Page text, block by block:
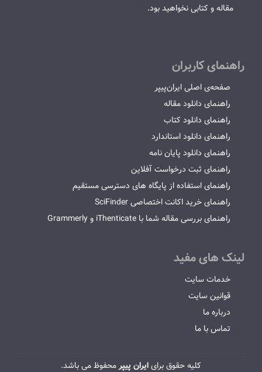
مقاله و کتابی نخواهید بود.
راهنمای کاربران
صفحه‌ی اصلی ایران‌پیپر
راهنمای دانلود مقاله
راهنمای دانلود کتاب
راهنمای دانلود استاندارد
راهنمای دانلود پایان نامه
راهنمای ثبت درخواست آفلاین
راهنمای استفاده از پایگاه های دسترسی مستقیم
راهنمای خرید اکانت اختصاصی SciFinder
راهنمای بررسی مقاله شما با iThenticate و Grammerly
لینک های مفید
خدمات سایت
قوانین سایت
درباره ما
تماس با ما
کلیه حقوق برایایران پیپرمحفوظ می باشد.